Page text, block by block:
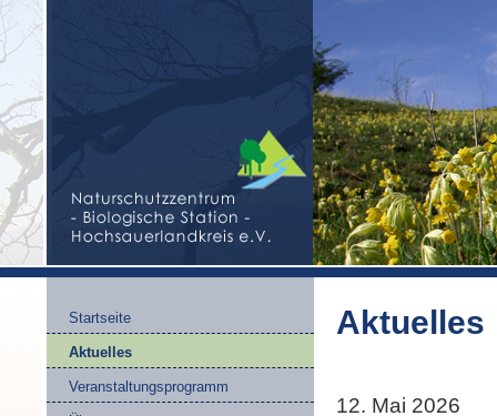
Startseite
Aktuelles
Veranstaltungsprogramm
Aktuelles
12. Mai 2026